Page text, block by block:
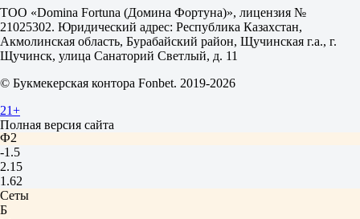
1.85
Тотал
Б
М
21.5
1.90
1.80
Сеты
Ф1
Ф2
-1.5
2.15
1.62
Сеты
Б
ТОО «Domina Fortuna (Домина Фортуна)», лицензия №
21025302. Юридический адрес: Республика Казахстан,
Акмолинская область, Бурабайский район, Щучинская г.а., г.
Щучинск, улица Санаторий Светлый, д. 11
© Букмекерская контора Fonbet. 2019-2026
21+
Полная версия сайта